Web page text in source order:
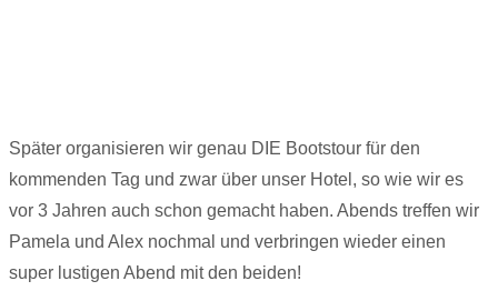
Später organisieren wir genau DIE Bootstour für den
kommenden Tag und zwar über unser Hotel, so wie wir es
vor 3 Jahren auch schon gemacht haben. Abends treffen wir
Pamela und Alex nochmal und verbringen wieder einen
super lustigen Abend mit den beiden!